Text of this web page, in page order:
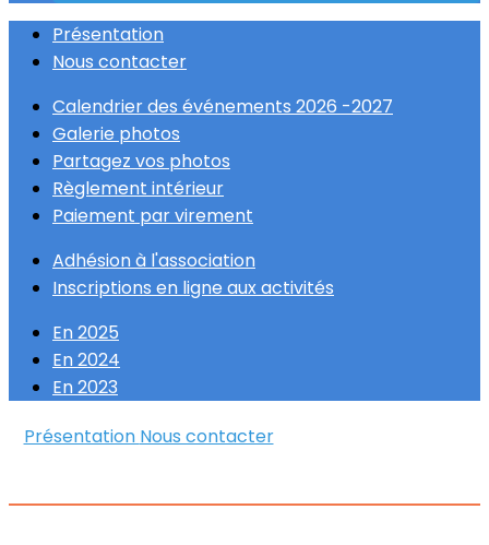
Présentation
Nous contacter
Calendrier des événements 2026 -2027
Galerie photos
Partagez vos photos
Règlement intérieur
Paiement par virement
Adhésion à l'association
Inscriptions en ligne aux activités
En 2025
En 2024
En 2023
Présentation Nous contacter